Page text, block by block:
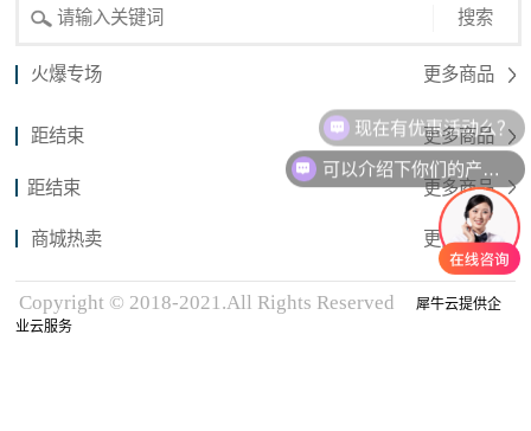
搜索
火爆专场 更多商品
距结束 更多商品
距结束 更多商品
商城热卖 更多商品
Copyright © 2018-2021.All Rights Reserved
犀牛云提供企
业云服务
现在有优惠活动么？